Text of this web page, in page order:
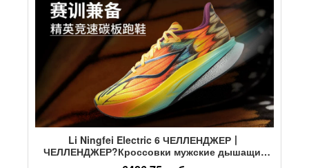
Li Ningfei Electric 6 ЧЕЛЛЕНДЖЕР丨
ЧЕЛЛЕНДЖЕР?Кроссовки мужские дышащие
гоночные с карбоновой пластиной,